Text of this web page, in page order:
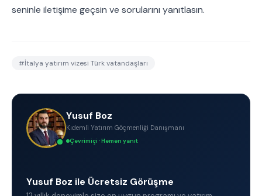
seninle iletişime geçsin ve sorularını yanıtlasın.
#İtalya yatırım vizesi Türk vatandaşları
Yusuf Boz
Kıdemli Yatırım Göçmenliği Danışmanı
Çevrimiçi · Hemen yanıt
Yusuf Boz ile Ücretsiz Görüşme